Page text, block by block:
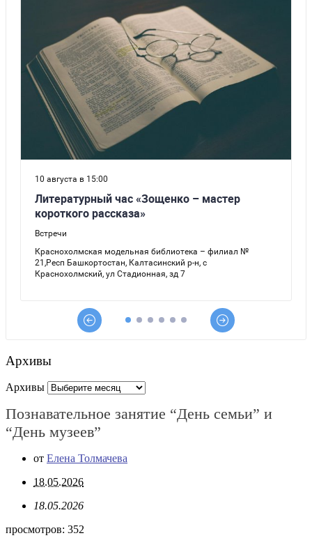
Архивы
Архивы
Познавательное занятие “День семьи” и
“День музеев”
от Елена Толмачева
18.05.2026
18.05.2026
просмотров: 352